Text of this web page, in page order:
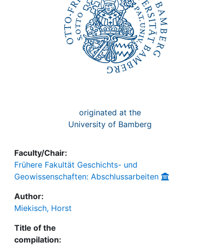
originated at the
University of Bamberg
Faculty/Chair:
Frühere Fakultät Geschichts- und
Geowissenschaften: Abschlussarbeiten
Author:
Miekisch, Horst
Title of the
compilation: